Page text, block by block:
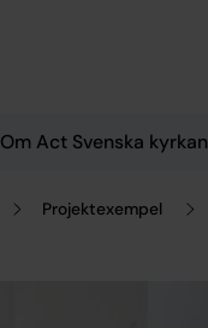
Om Act Svenska kyrkan
Projektexempel